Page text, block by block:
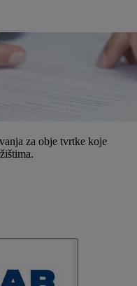
za obje tvrtke koje